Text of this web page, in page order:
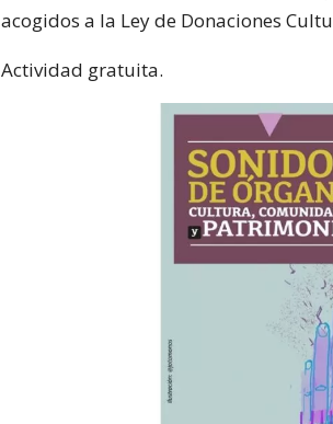
acogidos a la Ley de Donaciones
Actividad gratuita.